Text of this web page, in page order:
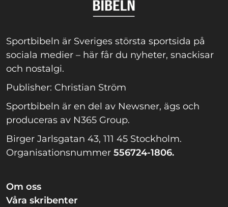
Sportbibeln är Sveriges största sportsida på
sociala medier – här får du nyheter, snackisar
och nostalgi.
Publisher: Christian Ström
Sportbibeln är en del av Newsner, ägs och
produceras av N365 Group.
Birger Jarlsgatan 43, 111 45 Stockholm.
Organisationsnummer 556724-1806.
Om oss
Våra skribenter